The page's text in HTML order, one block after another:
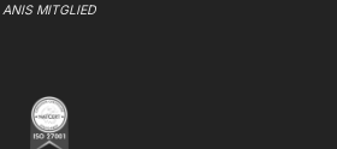
ANIS MITGLIED